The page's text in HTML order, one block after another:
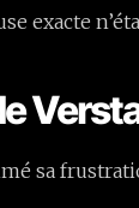
exacte
sa